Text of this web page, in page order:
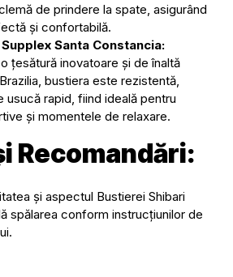
de prindere la spate, asigurând
și confortabilă.
Santa Constancia:
țesătură inovatoare și de înaltă
bustiera este rezistentă,
usucă rapid, fiind ideală pentru
și momentele de relaxare.
Recomandări:
și aspectul Bustierei Shibari
spălarea conform instrucțiunilor de